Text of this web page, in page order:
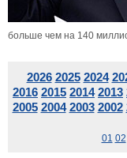
больше чем на 140
2026 2025 2024
2016 2015 2014 2013
2005 2004 2003 2002
01 02